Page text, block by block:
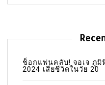
ช็อกแฟนคลับ! จอเจ ภูมิ
2024 เสียชีวิตในวัย 20